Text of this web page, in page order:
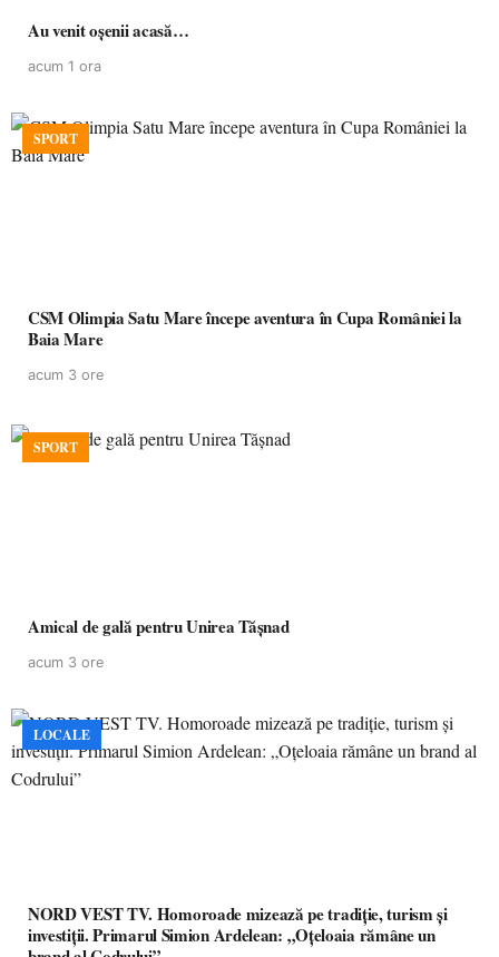
Au venit oșenii acasă…
acum 1 ora
SPORT
CSM Olimpia Satu Mare începe aventura în Cupa României la
Baia Mare
acum 3 ore
SPORT
Amical de gală pentru Unirea Tășnad
acum 3 ore
LOCALE
NORD VEST TV. Homoroade mizează pe tradiție, turism și
investiții. Primarul Simion Ardelean: „Oțeloaia rămâne un